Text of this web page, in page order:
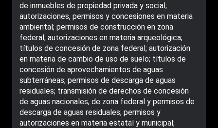
de inmuebles de propiedad privada y social;
autorizaciones, permisos y concesiones en materia
ambiental; permisos de construcción en zona
federal; autorizaciones en materia arqueológica;
títulos de concesión de zona federal; autorización
en materia de cambio de uso de suelo; títulos de
concesión de aprovechamientos de aguas
subterráneas; permisos de descarga de aguas
residuales; transmisión de derechos de concesión
de aguas nacionales, de zona federal y permisos de
descarga de aguas residuales; permisos y
autorizaciones en materia estatal y municipal;